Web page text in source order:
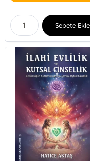
Sepete Ekle